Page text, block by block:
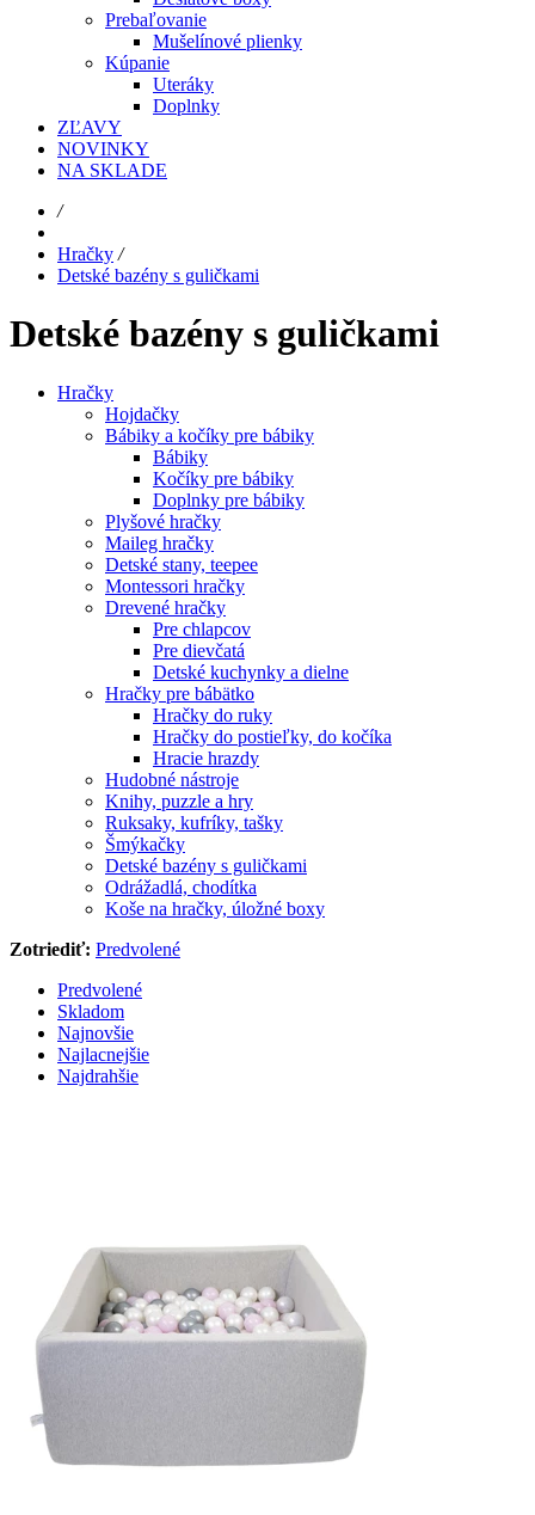
Prebaľovanie
Mušelínové plienky
Kúpanie
Uteráky
Doplnky
ZĽAVY
NOVINKY
NA SKLADE
/
Hračky /
Detské bazény s guličkami
Detské bazény s guličkami
Hračky
Hojdačky
Bábiky a kočíky pre bábiky
Bábiky
Kočíky pre bábiky
Doplnky pre bábiky
Plyšové hračky
Maileg hračky
Detské stany, teepee
Montessori hračky
Drevené hračky
Pre chlapcov
Pre dievčatá
Detské kuchynky a dielne
Hračky pre bábätko
Hračky do ruky
Hračky do postieľky, do kočíka
Hracie hrazdy
Hudobné nástroje
Knihy, puzzle a hry
Ruksaky, kufríky, tašky
Šmýkačky
Detské bazény s guličkami
Odrážadlá, chodítka
Koše na hračky, úložné boxy
Zotriediť: Predvolené
Predvolené
Skladom
Najnovšie
Najlacnejšie
Najdrahšie